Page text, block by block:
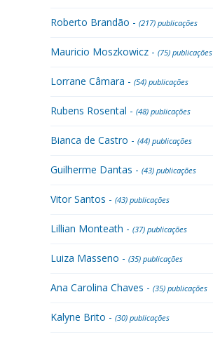
Roberto Brandão - (217) publicações
Mauricio Moszkowicz - (75) publicações
Lorrane Câmara - (54) publicações
Rubens Rosental - (48) publicações
Bianca de Castro - (44) publicações
Guilherme Dantas - (43) publicações
Vitor Santos - (43) publicações
Lillian Monteath - (37) publicações
Luiza Masseno - (35) publicações
Ana Carolina Chaves - (35) publicações
Kalyne Brito - (30) publicações